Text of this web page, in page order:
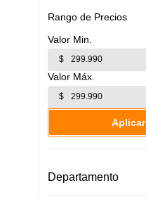
Departamento
Rango de Precios
$
$
Aplicar